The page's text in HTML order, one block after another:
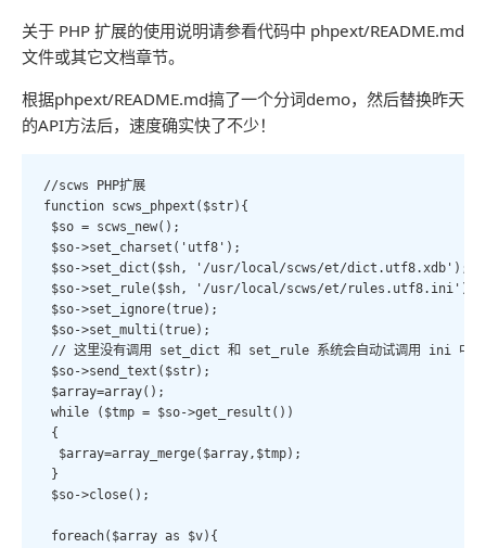
关于 PHP 扩展的使用说明请参看代码中 phpext/README.md
文件或其它文档章节。
根据phpext/README.md搞了一个分词demo，然后替换昨天
的API方法后，速度确实快了不少！
//scws PHP扩展
function scws_phpext($str){
$so = scws_new();
$so->set_charset('utf8');
$so->set_dict($sh, '/usr/local/scws/et/dict.utf8.xdb');
$so->set_rule($sh, '/usr/local/scws/et/rules.utf8.ini');
$so->set_ignore(true);
$so->set_multi(true);
// 这里没有调用 set_dict 和 set_rule 系统会自动试调用 ini 中指定
$so->send_text($str);
$array=array();
while ($tmp = $so->get_result())
{
  $array=array_merge($array,$tmp);
}
$so->close();
foreach($array as $v){